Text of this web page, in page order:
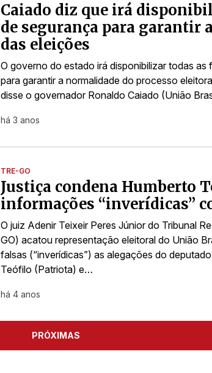
Caiado diz que irá
de segurança para garantir
das eleições
O governo do estado irá disponibilizar todas as
para garantir a normalidade do processo
disse o governador Ronaldo Caiado (União
há 3 anos
TRE-GO
Justiça condena Humberto
informações “inverídicas”
O juiz Adenir Teixeir Peres Júnior do Tribunal
GO) acatou representação eleitoral do União
falsas (“inverídicas”) as alegações do
Teófilo (Patriota) e…
há 4 anos
PRÓXIMAS